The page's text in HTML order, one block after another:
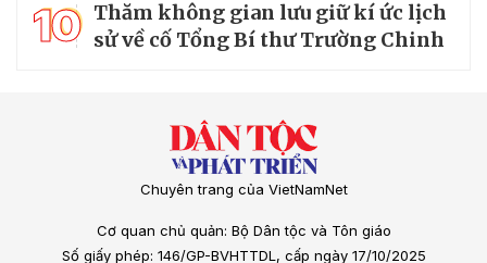
10 Thăm không gian lưu giữ kí ức lịch
sử về cố Tổng Bí thư Trường Chinh
Chuyên trang của VietNamNet
Cơ quan chủ quản: Bộ Dân tộc và Tôn giáo
Số giấy phép: 146/GP-BVHTTDL, cấp ngày 17/10/2025